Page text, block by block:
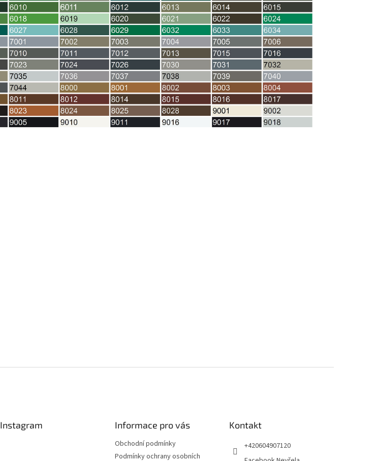
Instagram Informace pro vás
Obchodní podmínky
Podmínky ochrany osobních
Kontakt
+420604907120